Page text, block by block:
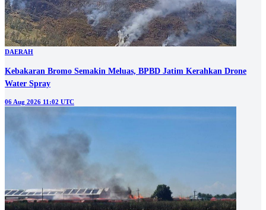
DAERAH
Kebakaran Bromo Semakin Meluas, BPBD Jatim Kerahkan Drone
Water Spray
06 Aug 2026 11:02 UTC